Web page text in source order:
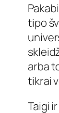
tipo
arba
tikrai
Taigi